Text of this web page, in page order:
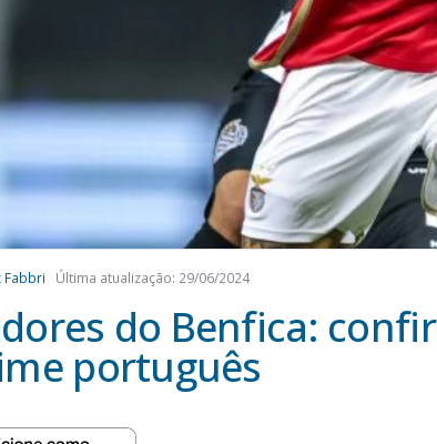
Fabbri Última atualização: 29/06/2024
do Benfica:
português